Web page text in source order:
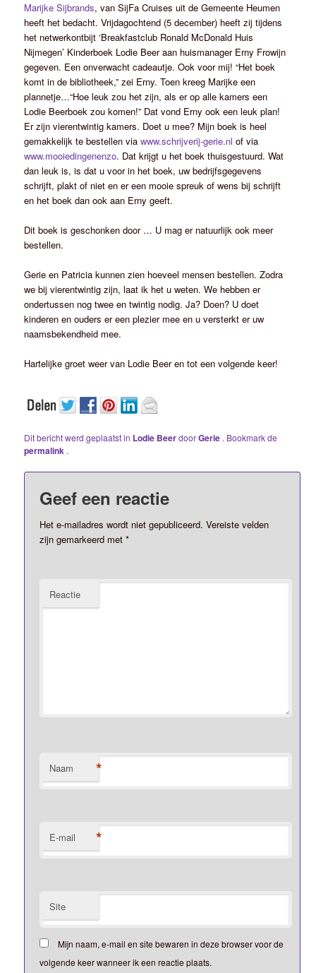
Marijke Sijbrands, van SijFa Cruises uit de Gemeente Heumen
heeft het bedacht. Vrijdagochtend (5 december) heeft zij tijdens
het netwerkontbijt ‘Breakfastclub Ronald McDonald Huis
Nijmegen’ Kinderboek Lodie Beer aan huismanager Erny Frowijn
gegeven. Een onverwacht cadeautje. Ook voor mij! “Het boek
komt in de bibliotheek,” zei Erny. Toen kreeg Marijke een
plannetje…“Hoe leuk zou het zijn, als er op alle kamers een
Lodie Beerboek zou komen!” Dat vond Erny ook een leuk plan!
Er zijn vierentwintig kamers. Doet u mee? Mijn boek is heel
gemakkelijk te bestellen viawww.schrijverij-gerie.nl of via
www.mooiedingenenzo. Dat krijgt u het boek thuisgestuurd. Wat
dan leuk is, is dat u voor in het boek, uw bedrijfsgegevens
schrijft, plakt of niet en er een mooie spreuk of wens bij schrijft
en het boek dan ook aan Erny geeft.
Dit boek is geschonken door … U mag er natuurlijk ook meer
bestellen.
Gerie en Patricia kunnen zien hoeveel mensen bestellen. Zodra
we bij vierentwintig zijn, laat ik het u weten. We hebben er
ondertussen nog twee en twintig nodig. Ja? Doen? U doet
kinderen en ouders er een plezier mee en u versterkt er uw
naamsbekendheid mee.
Hartelijke groet weer van Lodie Beer en tot een volgende keer!
Dit bericht werd geplaatst in Lodie BeerdoorGerie . Bookmark de
permalink .
Geef een reactie
Het e-mailadres wordt niet gepubliceerd. Vereiste velden
zijn gemarkeerd met*
Reactie
Naam *
E-mail *
Site
Mijn naam, e-mail en site bewaren in deze browser voor de
volgende keer wanneer ik een reactie plaats.